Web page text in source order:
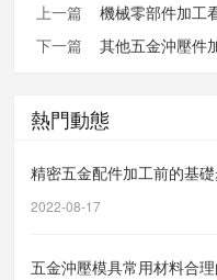
上一篇機械零部件加工
下一篇其他五金沖壓件
熱門動態
精密五金配件加工前的基
2022-08-17
五金沖壓模具常用材料合